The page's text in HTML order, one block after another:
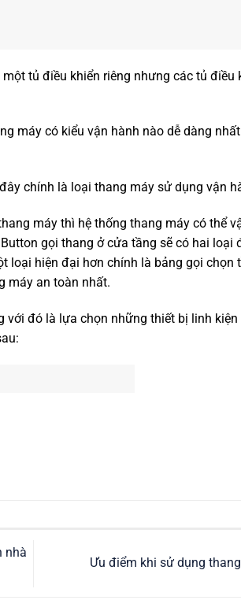
tủ điều khiển riêng nhưng các tủ điều
máy có kiểu vận hành nào dễ dàng
chính là loại thang máy sử dụng vận
máy thì hệ thống thang máy có thể
gọi thang ở cửa tầng sẽ có hai loại
loại hiện đại hơn chính là bảng gọi chọn
máy an toàn nhất.
với đó là lựa chọn những thiết bị linh
nhà
Ưu điểm khi sử dụng